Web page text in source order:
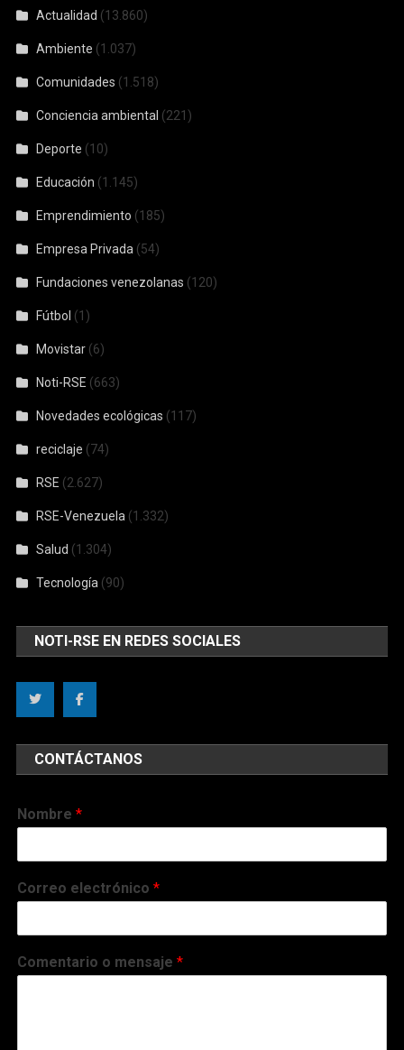
Actualidad (13.860)
Ambiente (1.037)
Comunidades (1.518)
Conciencia ambiental (221)
Deporte (10)
Educación (1.145)
Emprendimiento (185)
Empresa Privada (54)
Fundaciones venezolanas (120)
Fútbol (1)
Movistar (6)
Noti-RSE (663)
Novedades ecológicas (117)
reciclaje (74)
RSE (2.627)
RSE-Venezuela (1.332)
Salud (1.304)
Tecnología (90)
NOTI-RSE EN REDES SOCIALES
CONTÁCTANOS
Nombre*
Correo electrónico*
Comentario o mensaje*